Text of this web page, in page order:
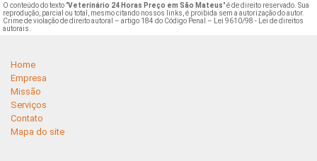
O conteúdo do texto "Veterinário 24 Horas Preço em São Mateus" é de direito reservado. Sua
reprodução, parcial ou total, mesmo citando nossos links, é proibida sem a autorização do autor.
Crime de violação de direito autoral – artigo 184 do Código Penal –
Lei 9610/98 - Lei de direitos
autorais
Home
Empresa
Missão
Serviços
Contato
Mapa do site